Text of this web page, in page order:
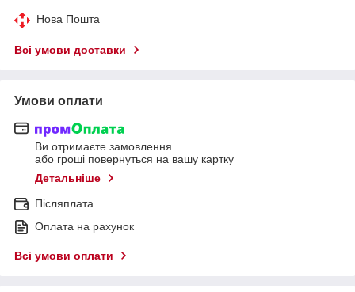
Нова Пошта
Всі умови доставки
Умови оплати
Ви отримаєте замовлення
або гроші повернуться на вашу картку
Детальніше
Післяплата
Оплата на рахунок
Всі умови оплати